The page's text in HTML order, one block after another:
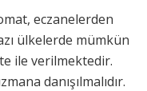
eczanelerden
ülkelerde mümkün
ile verilmektedir.
danışılmalıdır.